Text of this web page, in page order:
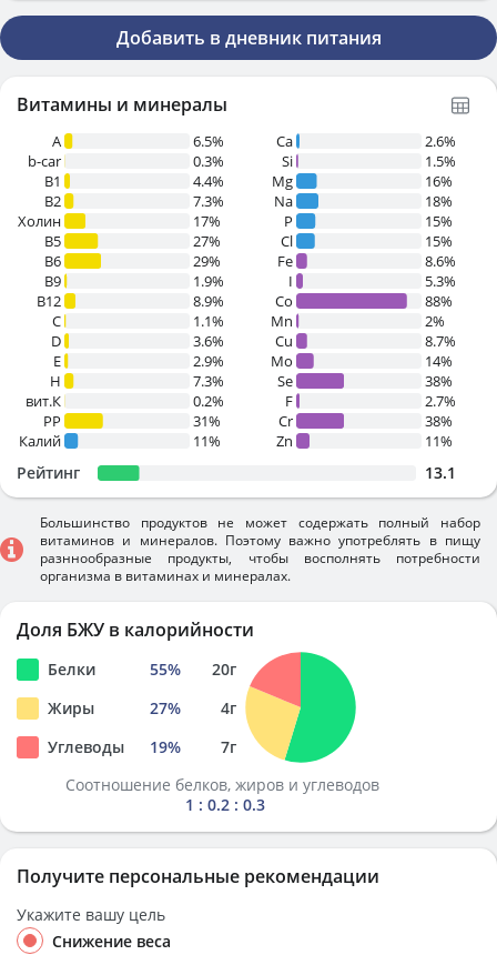
Добавить в дневник питания
Витамины и минералы
A
6.5%
b-car
0.3%
В1
4.4%
B2
7.3%
Холин
17%
B5
27%
B6
29%
B9
1.9%
B12
8.9%
C
1.1%
D
3.6%
E
2.9%
H
7.3%
вит.К
0.2%
PP
31%
Калий
11%
Ca
2.6%
Si
1.5%
Mg
16%
Na
18%
P
15%
Cl
15%
Fe
8.6%
I
5.3%
Co
88%
Mn
2%
Cu
8.7%
Mo
14%
Se
38%
F
2.7%
Cr
38%
Zn
11%
Рейтинг 13.1
Большинство продуктов не может содержать полный набор
витаминов и минералов. Поэтому важно употреблять в пищу
разннообразные продукты, чтобы восполнять потребности
организма в витаминах и минералах.
Доля БЖУ в калорийности
Белки 55% 20г
Жиры
27% 4г
Углеводы
19% 7г
Соотношение белков, жиров и углеводов
1 : 0.2 : 0.3
Получите персональные рекомендации
Укажите вашу цель
Снижение веса